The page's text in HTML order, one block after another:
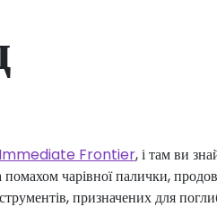
Immediate Frontier, і там ви
помахом чарівної палички,
призначених для